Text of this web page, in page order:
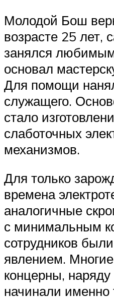
Молодой Бош
возрасте 25 лет,
занялся
основал
Для помощи
служащего.
стало
слаботочных
механизмов.
Для только
времена
аналогичные
с минимальным
сотрудников
явлением.
концерны,
начинали именно